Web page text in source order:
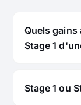
Quels gains
Stage 1
Stage 1 ou